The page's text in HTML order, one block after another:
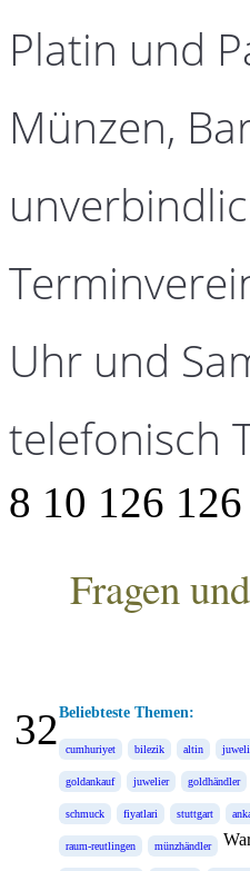
Platin und
Münzen,
Uhr und
telefonisch
8 10 126 126
Fragen
Beliebteste Themen:
cumhuriyet bilezik altin
goldankauf juwelier goldhändler
schmuck fiyatlari stuttgart
raum-reutlingen münzhändler
32